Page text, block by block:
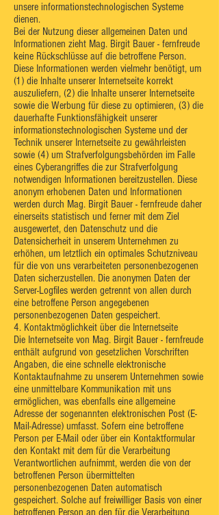
unsere informationstechnologischen Systeme
dienen.
Bei der Nutzung dieser allgemeinen Daten und
Informationen zieht Mag. Birgit Bauer - fernfreude
keine Rückschlüsse auf die betroffene Person.
Diese Informationen werden vielmehr benötigt, um
(1) die Inhalte unserer Internetseite korrekt
auszuliefern, (2) die Inhalte unserer Internetseite
sowie die Werbung für diese zu optimieren, (3) die
dauerhafte Funktionsfähigkeit unserer
informationstechnologischen Systeme und der
Technik unserer Internetseite zu gewährleisten
sowie (4) um Strafverfolgungsbehörden im Falle
eines Cyberangriffes die zur Strafverfolgung
notwendigen Informationen bereitzustellen. Diese
anonym erhobenen Daten und Informationen
werden durch Mag. Birgit Bauer - fernfreude daher
einerseits statistisch und ferner mit dem Ziel
ausgewertet, den Datenschutz und die
Datensicherheit in unserem Unternehmen zu
erhöhen, um letztlich ein optimales Schutzniveau
für die von uns verarbeiteten personenbezogenen
Daten sicherzustellen. Die anonymen Daten der
Server-Logfiles werden getrennt von allen durch
eine betroffene Person angegebenen
personenbezogenen Daten gespeichert.
4. Kontaktmöglichkeit über die Internetseite
Die Internetseite von Mag. Birgit Bauer - fernfreude
enthält aufgrund von gesetzlichen Vorschriften
Angaben, die eine schnelle elektronische
Kontaktaufnahme zu unserem Unternehmen sowie
eine unmittelbare Kommunikation mit uns
ermöglichen, was ebenfalls eine allgemeine
Adresse der sogenannten elektronischen Post (E-
Mail-Adresse) umfasst. Sofern eine betroffene
Person per E-Mail oder über ein Kontaktformular
den Kontakt mit dem für die Verarbeitung
Verantwortlichen aufnimmt, werden die von der
betroffenen Person übermittelten
personenbezogenen Daten automatisch
gespeichert. Solche auf freiwilliger Basis von einer
betroffenen Person an den für die Verarbeitung